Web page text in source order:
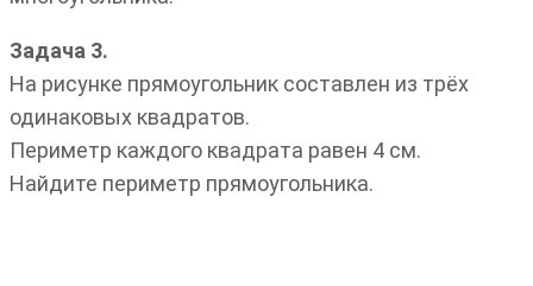
Задача 3.
На рисунке прямоугольник составлен из трёх
одинаковых квадратов.
Периметр каждого квадрата равен 4 см.
Найдите периметр прямоугольника.